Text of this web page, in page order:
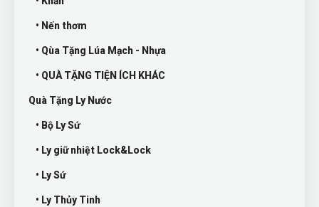
• Nến thơm
• Qùa Tặng Lúa Mạch - Nhựa
• QUÀ TẶNG TIỆN ÍCH KHÁC
Quà Tặng Ly Nước
• Bộ Ly Sứ
• Ly giữ nhiệt Lock&Lock
• Ly Sứ
• Ly Thủy Tinh